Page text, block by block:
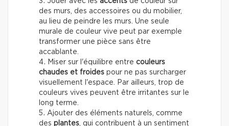
des murs, des accessoires ou du mobilier,
au lieu de peindre les murs. Une seule
murale de couleur vive peut par exemple
transformer une pièce sans être
accablante.
Miser sur l'équilibre entre couleurs
chaudes et froides pour ne pas surcharger
visuellement l'espace. Par ailleurs, trop de
couleurs vives peuvent être irritantes sur le
long terme.
Ajouter des éléments naturels, comme
des plantes, qui contribuent à un sentiment